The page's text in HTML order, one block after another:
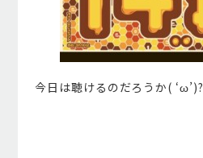
今日は聴けるのだろうか( ‘ω’)?